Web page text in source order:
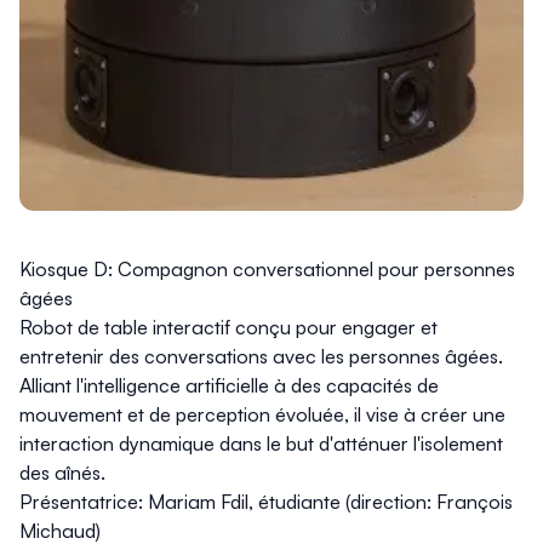
Kiosque D: Compagnon conversationnel pour personnes
âgées
Robot de table interactif conçu pour engager et
entretenir des conversations avec les personnes âgées.
Alliant l'intelligence artificielle à des capacités de
mouvement et de perception évoluée, il vise à créer une
interaction dynamique dans le but d'atténuer l'isolement
des aînés.
Présentatrice: Mariam Fdil, étudiante (direction: François
Michaud)